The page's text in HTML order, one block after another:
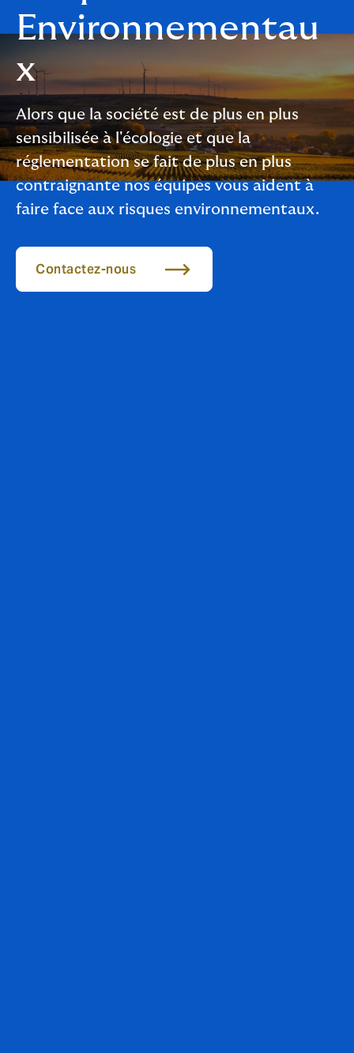
Environnementau
x
Alors que la société est de plus en plus
sensibilisée à l'écologie et que la
réglementation se fait de plus en plus
contraignante nos équipes vous aident à
faire face aux risques environnementaux.
Contactez-nous